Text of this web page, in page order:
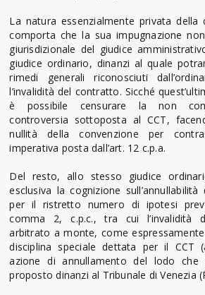
La natura essenzialmente privata della
comporta che la sua impugnazione
giurisdizionale del giudice
giudice ordinario, dinanzi al quale
rimedi generali riconosciuti
l’invalidità del contratto. Sicché
è possibile censurare la non
controversia sottoposta al CCT,
nullità della convenzione per
imperativa posta dall’art. 12 c.p.a.
Del resto, allo stesso giudice
esclusiva la cognizione
per il ristretto numero di ipotesi
comma 2, c.p.c., tra cui l’invalidità
arbitrato a monte, come
disciplina speciale dettata per il CCT
azione di annullamento del lodo che
proposto dinanzi al Tribunale di Venezia